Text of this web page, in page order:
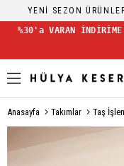
YENİ SEZON
%30'a VARAN
Anasayfa Takımlar Taş